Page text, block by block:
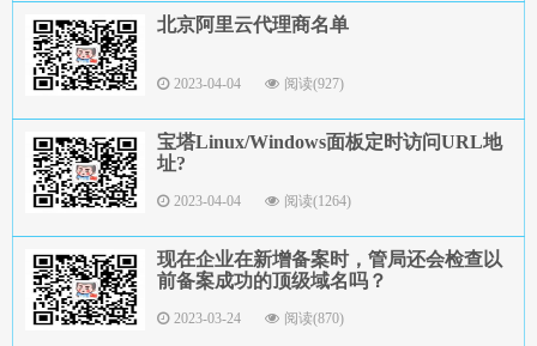
北京阿里云代理商名单
2023-04-04 阅读(927)
宝塔Linux/Windows面板定时访问URL地
址?
2023-04-04 阅读(1264)
现在企业在新增备案时，管局还会检查以
前备案成功的顶级域名吗？
2023-03-24 阅读(870)